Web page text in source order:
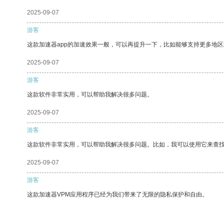
2025-09-07
游客
这款加速器app的加速效果一般，可以再提升一下，比如能够支持更多地
2025-09-07
游客
这款软件非常实用，可以帮助我解决很多问题。
2025-09-07
游客
这款软件非常实用，可以帮助我解决很多问题。比如，我可以使用它来查
2025-09-07
游客
这款加速器VPM应用程序已经为我们带来了无限的隐私保护和自由。